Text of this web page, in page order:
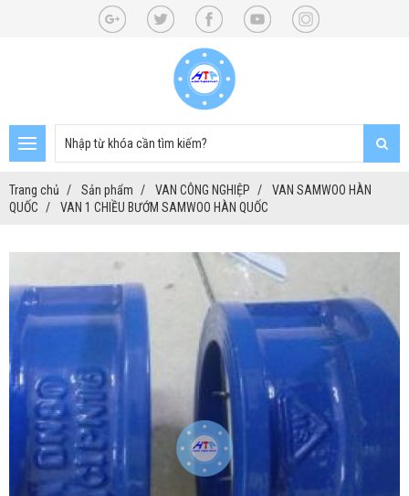
Trang chủ Sản phẩm VAN CÔNG NGHIỆP
VAN SAMWOO HÀN
QUỐC
VAN 1 CHIỀU BƯỚM SAMWOO HÀN QUỐC